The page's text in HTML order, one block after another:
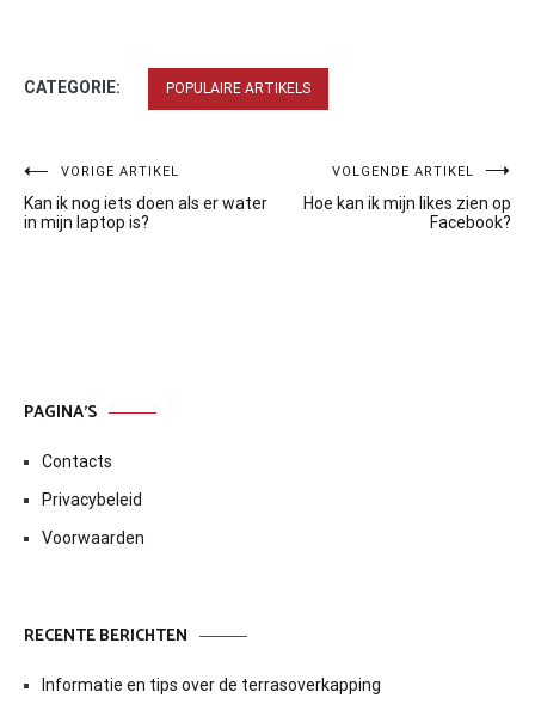
CATEGORIE: POPULAIRE ARTIKELS
Bericht
navigatie
VORIGE ARTIKEL
Kan ik nog iets doen als er water
in mijn laptop is?
VOLGENDE ARTIKEL
Hoe kan ik mijn likes zien op
Facebook?
PAGINA’S
Contacts
Privacybeleid
Voorwaarden
RECENTE BERICHTEN
Informatie en tips over de terrasoverkapping